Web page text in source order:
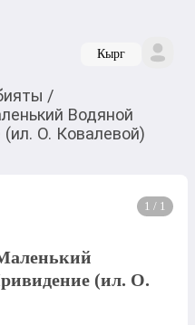
Кырг
/
Водяной
О. Ковалевой)
1 / 1
(ил. О.